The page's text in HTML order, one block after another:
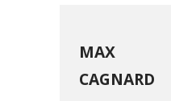
MAX
CAGNARD